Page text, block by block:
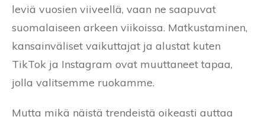
leviä vuosien viiveellä, vaan ne saapuvat
suomalaiseen arkeen viikoissa. Matkustaminen,
kansainväliset vaikuttajat ja alustat kuten
TikTok ja Instagram ovat muuttaneet tapaa,
jolla valitsemme ruokamme.
Mutta mikä näistä trendeistä oikeasti auttaa